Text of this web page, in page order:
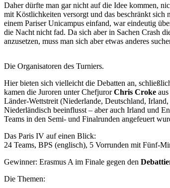
Daher dürfte man gar nicht auf die Idee kommen,
mit Köstlichkeiten versorgt und das beschränkt sich
einem Pariser Unicampus einfand, war eindeutig
die Nacht nicht fad. Da sich aber in Sachen Crash
anzusetzen, muss man sich aber etwas anderes
Die Organisatoren des Turniers.
Hier bieten sich vielleicht die Debatten an,
kamen die Juroren unter ChefjurorChris Croke
Länder-Wettstreit (Niederlande, Deutschland,
Niederländisch beeinflusst – aber auch Irland und
Teams in den Semi- und Finalrunden angefeuert
Das Paris IV auf einen Blick:
24 Teams, BPS (englisch), 5 Vorrunden mit Fünf-
Gewinner: Erasmus A im Finale gegen den
Die Themen: